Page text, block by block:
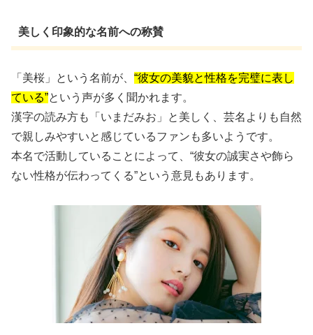
美しく印象的な名前への称賛
「美桜」という名前が、 “彼女の美貌と性格を完璧に表し
ている”という声が多く聞かれます。
漢字の読み方も「いまだみお」と美しく、芸名よりも自然
で親しみやすいと感じているファンも多いようです。
本名で活動していることによって、“彼女の誠実さや飾ら
ない性格が伝わってくる”という意見もあります。